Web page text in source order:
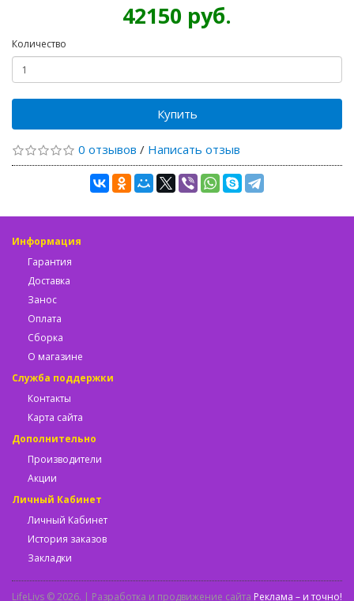
42150 руб.
Количество
Купить
0 отзывов / Написать отзыв
Информация
Гарантия
Доставка
Занос
Оплата
Сборка
О магазине
Служба поддержки
Контакты
Карта сайта
Дополнительно
Производители
Акции
Личный Кабинет
Личный Кабинет
История заказов
Закладки
LifeLivs © 2026. | Разработка и продвижение сайта Реклама – и точно!